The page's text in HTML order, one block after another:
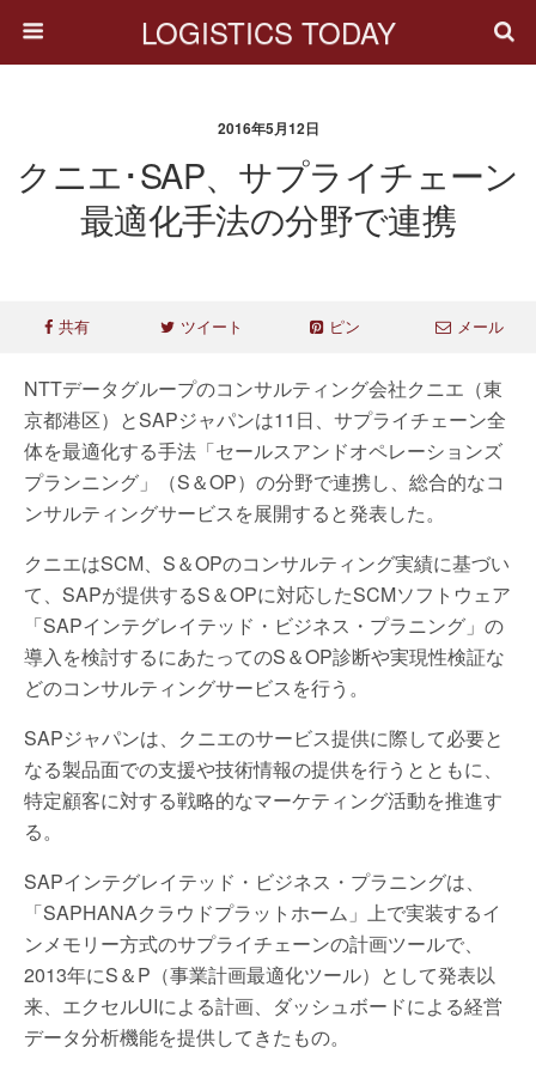
LOGISTICS TODAY
2016年5月12日
クニエ･SAP、サプライチェーン
最適化手法の分野で連携
共有 ツイート ピン メール
NTTデータグループのコンサルティング会社クニエ（東
京都港区）とSAPジャパンは11日、サプライチェーン全
体を最適化する手法「セールスアンドオペレーションズ
プランニング」（S＆OP）の分野で連携し、総合的なコ
ンサルティングサービスを展開すると発表した。
クニエはSCM、S＆OPのコンサルティング実績に基づい
て、SAPが提供するS＆OPに対応したSCMソフトウェア
「SAPインテグレイテッド・ビジネス・プラニング」の
導入を検討するにあたってのS＆OP診断や実現性検証な
どのコンサルティングサービスを行う。
SAPジャパンは、クニエのサービス提供に際して必要と
なる製品面での支援や技術情報の提供を行うとともに、
特定顧客に対する戦略的なマーケティング活動を推進す
る。
SAPインテグレイテッド・ビジネス・プラニングは、
「SAPHANAクラウドプラットホーム」上で実装するイ
ンメモリー方式のサプライチェーンの計画ツールで、
2013年にS＆P（事業計画最適化ツール）として発表以
来、エクセルUIによる計画、ダッシュボードによる経営
データ分析機能を提供してきたもの。